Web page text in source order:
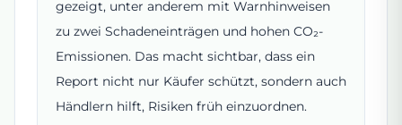
gezeigt, unter anderem mit Warnhinweisen
zu zwei Schadeneinträgen und hohen CO₂-
Emissionen. Das macht sichtbar, dass ein
Report nicht nur Käufer schützt, sondern auch
Händlern hilft, Risiken früh einzuordnen.